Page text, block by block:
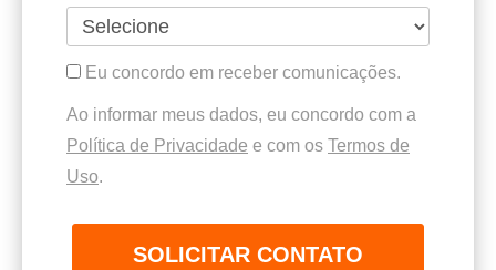
Eu concordo em receber comunicações.
Ao informar meus dados, eu concordo com a
Política de Privacidade e com os Termos de
Uso.
SOLICITAR CONTATO